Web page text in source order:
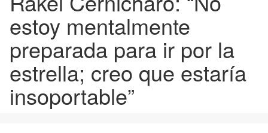
estoy mentalmente
preparada para ir por la
estrella; creo que estaría
insoportable”